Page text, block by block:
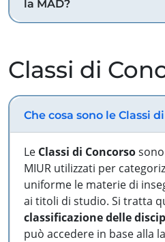
la MAD?
Classi di
Che cosa sono le Classi
Le Classi di Concorso
MIUR utilizzati per
uniforme le materie di
ai titoli di studio. Si tratta
classificazione delle
può accedere in base alla